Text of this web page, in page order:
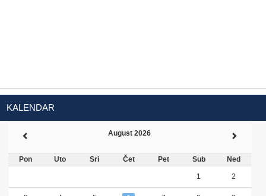
KALENDAR
August 2026
Pon Uto Sri Čet Pet Sub Ned
1 2